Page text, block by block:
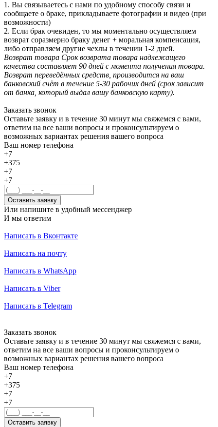
1. Вы связываетесь с нами по удобному способу связи и
сообщаете о браке, прикладываете фотографии и видео (при
возможности)
2. Если брак очевиден, то мы моментально осуществляем
возврат соразмерно браку денег + моральная компенсация,
либо отправляем другие чехлы в течении 1-2 дней.
Возврат товара Срок возврата товара надлежащего
качества составляет 90 дней с момента получения товара.
Возврат переведённых средств, производится на ваш
банковский счёт в течение 5-30 рабочих дней (срок зависит
от банка, который выдал вашу банковскую карту).
Заказать звонок
Оставьте заявку и в течение 30 минут мы свяжемся с вами,
ответим на все ваши вопросы и проконсультируем о
возможных вариантах решения вашего вопроса
Ваш номер телефона
+7
+375
+7
+7
Оставить заявку
Или напишите в удобный мессенджер
И мы ответим
Написать в Вконтакте
Написать на почту
Написать в WhatsApp
Написать в Viber
Написать в Telegram
Заказать звонок
Оставьте заявку и в течение 30 минут мы свяжемся с вами,
ответим на все ваши вопросы и проконсультируем о
возможных вариантах решения вашего вопроса
Ваш номер телефона
+7
+375
+7
+7
Оставить заявку